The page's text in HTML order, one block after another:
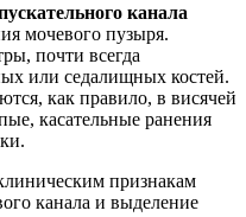
канала
мочевого пузыря.
почти всегда
или седалищных костей.
как правило, в висячей
касательные ранения
признакам
канала и выделение